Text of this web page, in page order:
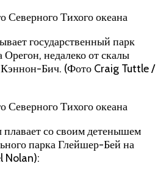
государственный парк
Орегон, недалеко от скалы
Бич. (Фото Craig Tuttle /
со своим детенышем
парка Глейшер-Бей на
Nolan):